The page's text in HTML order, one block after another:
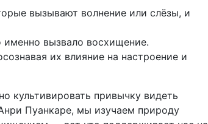
вызывают волнение или слёзы, и
именно вызвало восхищение.
их влияние на настроение и
культивировать привычку видеть
Пуанкаре, мы изучаем природу